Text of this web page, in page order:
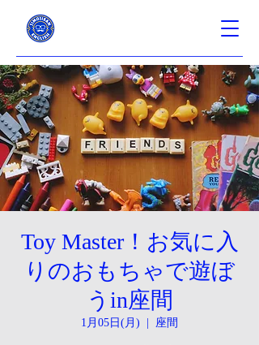
Toy Master！お気に入
りのおもちゃで遊ぼ
うin座間
1月05日(月) 座間